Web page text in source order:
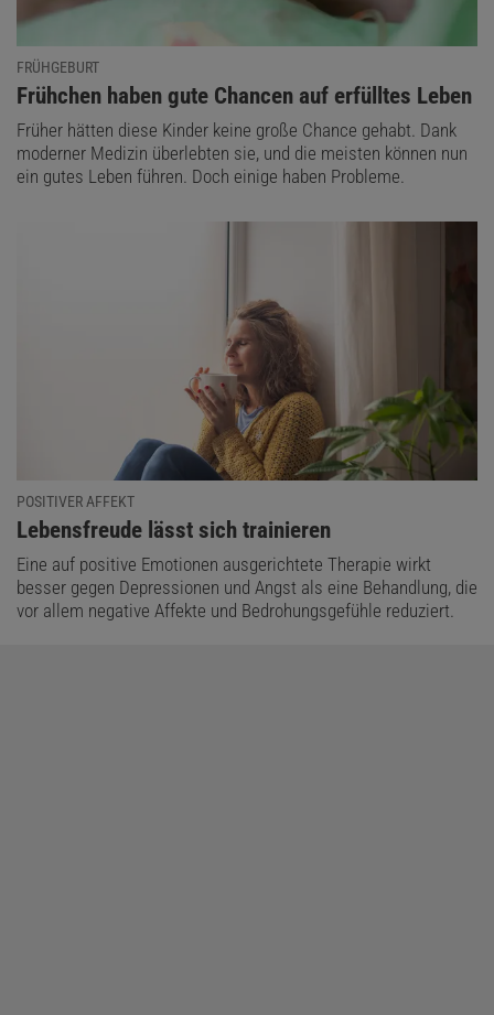
FRÜHGEBURT
:
Frühchen haben gute Chancen auf erfülltes Leben
Früher hätten diese Kinder keine große Chance gehabt. Dank
moderner Medizin überlebten sie, und die meisten können nun
ein gutes Leben führen. Doch einige haben Probleme.
POSITIVER AFFEKT
:
Lebensfreude lässt sich trainieren
Eine auf positive Emotionen ausgerichtete Therapie wirkt
besser gegen Depressionen und Angst als eine Behandlung, die
vor allem negative Affekte und Bedrohungsgefühle reduziert.